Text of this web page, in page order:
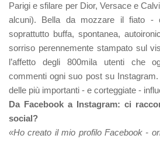
Parigi e sfilare per Dior, Versace e
alcuni). Bella da mozzare il fiato
soprattutto buffa, spontanea,
sorriso perennemente stampato sul
l’affetto degli 800mila utenti che
commenti ogni suo post su
delle più importanti - e corteggiate -
Da Facebook a Instagram: ci
social?
«Ho creato il mio profilo Facebook -